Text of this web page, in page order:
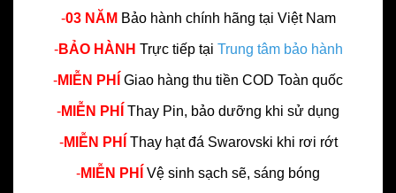
-03 NĂM Bảo hành chính hãng tại Việt Nam
-BẢO HÀNH Trực tiếp tại Trung tâm bảo hành
-MIỄN PHÍ Giao hàng thu tiền COD Toàn quốc
-MIỄN PHÍ Thay Pin, bảo dưỡng khi sử dụng
-MIỄN PHÍ Thay hạt đá Swarovski khi rơi rớt
-MIỄN PHÍ Vệ sinh sạch sẽ, sáng bóng